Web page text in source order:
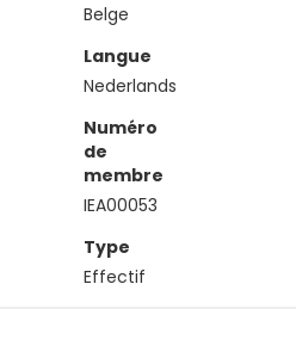
Belge
Langue
Nederlands
Numéro
de
membre
IEA00053
Type
Effectif